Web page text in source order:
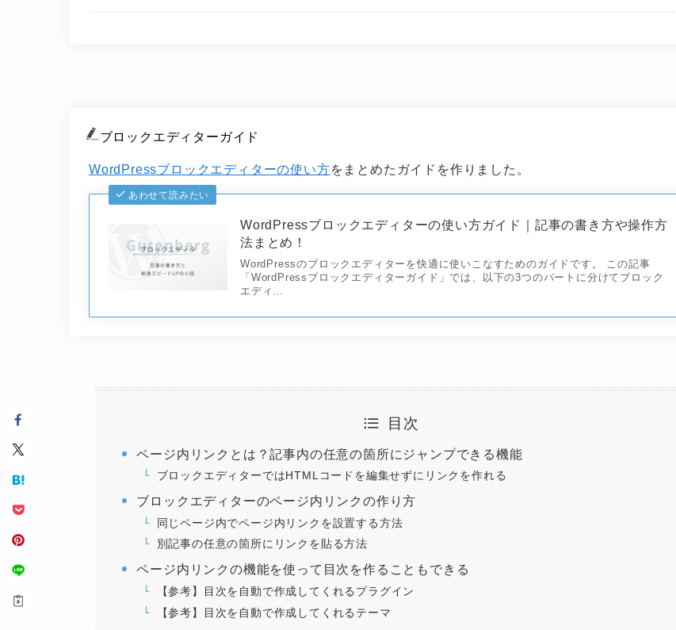
ブロックエディターガイド
WordPressブロックエディターの使い方をまとめたガイドを作りました。
あわせて読みたい
WordPressブロックエディターの使い方ガイド｜記事の書き方や操作方
法まとめ！
WordPressのブロックエディターを快適に使いこなすためのガイドです。 この記事
「WordPressブロックエディターガイド」では、以下の3つのパートに分けてブロック
エディ…
目次
ページ内リンクとは？記事内の任意の箇所にジャンプできる機能
ブロックエディターではHTMLコードを編集せずにリンクを作れる
ブロックエディターのページ内リンクの作り方
同じページ内でページ内リンクを設置する方法
別記事の任意の箇所にリンクを貼る方法
ページ内リンクの機能を使って目次を作ることもできる
【参考】目次を自動で作成してくれるプラグイン
【参考】目次を自動で作成してくれるテーマ